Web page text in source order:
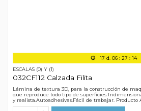
17 d. 06 :27 :13
ESCALAS (0) Y (1)
032CF112 Calzada Filita
Lámina de textura 3D, para la construcción de
que reproduce todo tipo de
y realista.Autoadhesivas.Fácil de trabajar. Producto